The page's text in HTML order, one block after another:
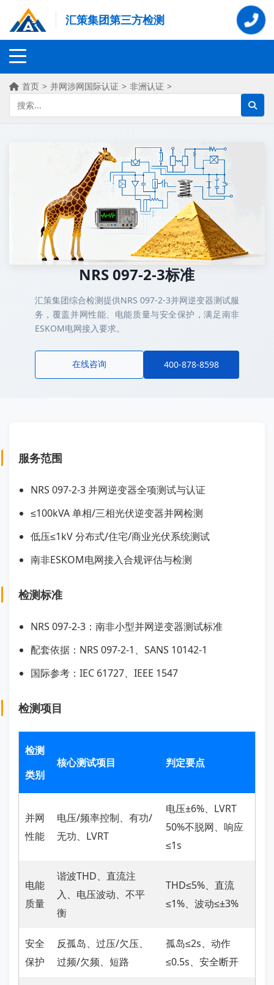
汇策集团第三方检测
首页 > 并网涉网国际认证 > 非洲认证 >
NRS 097-2-3标准
汇策集团综合检测提供NRS 097-2-3并网逆变器测试服
务，覆盖并网性能、电能质量与安全保护，满足南非
ESKOM电网接入要求。
在线咨询 400-878-8598
服务范围
NRS 097-2-3 并网逆变器全项测试与认证
≤100kVA 单相/三相光伏逆变器并网检测
低压≤1kV 分布式/住宅/商业光伏系统测试
南非ESKOM电网接入合规评估与检测
检测标准
NRS 097-2-3：南非小型并网逆变器测试标准
配套依据：NRS 097-2-1、SANS 10142-1
国际参考：IEC 61727、IEEE 1547
检测项目
检测
类别
核心测试项目 判定要点
并网
性能
电压/频率控制、有功/
无功、LVRT
电压±6%、LVRT
50%不脱网、响应
≤1s
电能
质量
谐波THD、直流注
入、电压波动、不平
衡
THD≤5%、直流
≤1%、波动≤±3%
安全
保护
反孤岛、过压/欠压、
过频/欠频、短路
孤岛≤2s、动作
≤0.5s、安全断开